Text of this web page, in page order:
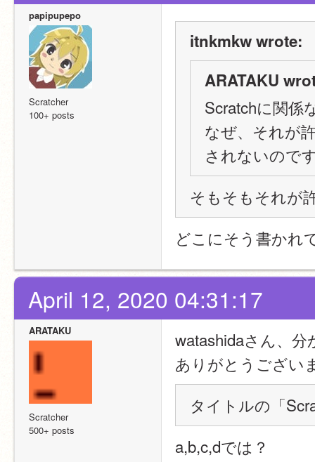
papipupepo
Scratcher
100+ posts
itnkmkw wrote:
ARATAKU
Scratchに関係
なぜ、それが
されないので
そもそもそれが
どこにそう書かれ
April 12, 2020 04:31:17
ARATAKU
Scratcher
500+ posts
watashidaさん、
ありがとうござい
タイトルの「
a,b,c,dでは？